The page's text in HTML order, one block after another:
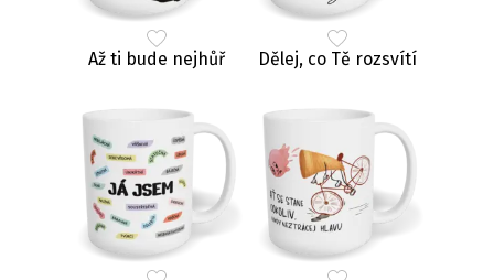
Až ti bude nejhůř Dělej, co Tě rozsvítí